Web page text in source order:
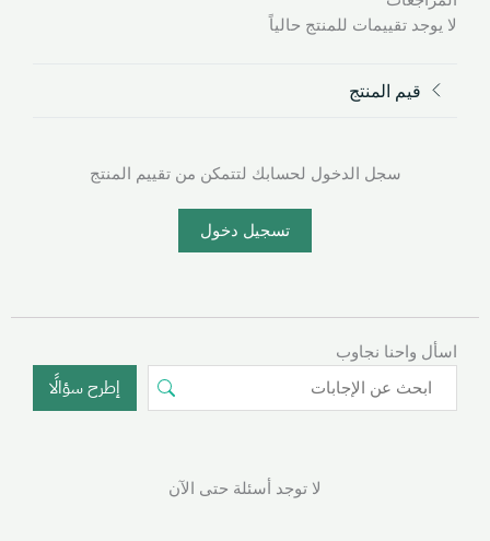
لا يوجد تقييمات للمنتج حالياً
قيم المنتج
سجل الدخول لحسابك لتتمكن من تقييم المنتج
تسجيل دخول
اسأل واحنا نجاوب
إطرح سؤالًا
لا توجد أسئلة حتى الآن